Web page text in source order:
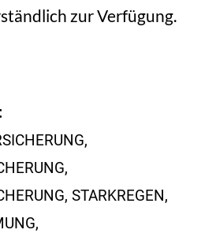
zur Verfügung.
,
,
, STARKREGEN,
,